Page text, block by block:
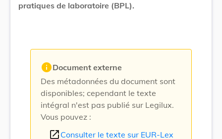
pratiques de laboratoire (BPL).
infoDocument externe
Des métadonnées du document sont
disponibles; cependant le texte
intégral n'est pas publié sur Legilux.
Vous pouvez :
open_in_new Consulter le texte sur EUR-Lex